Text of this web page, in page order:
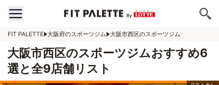
FIT PALETTE 大阪府のスポーツジム 大阪市西区のスポーツジム
大阪市西区のスポーツジムおすすめ6
選と全9店舗リスト